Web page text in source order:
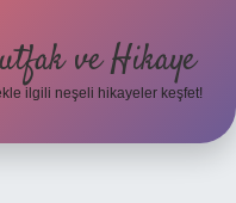
ve Hikaye
ilgili neşeli hikayeler keşfet!